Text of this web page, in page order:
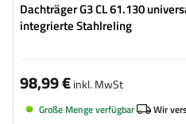
Dachträger G3 CL 61.130
integrierte Stahlreling
98,99 €inkl. MwSt
Große Menge verfügbar Wir